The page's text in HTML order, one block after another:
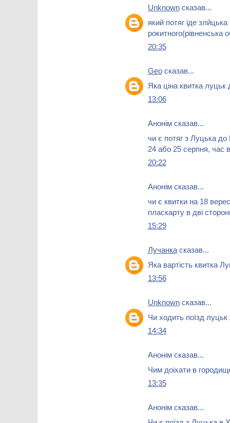
Unknownсказав...
який потяг іде
рокитного(рівненська
20:35
Geoсказав...
Яка ціна квитка луцьк
13:06
Анонім сказав...
чи є потяг з Луцька
24 або 25 серпня, час
20:22
Анонім сказав...
чи є квитки на 18
пласкарту в дві
15:29
Лучанкасказав...
Яка вартість квитка
13:56
Unknownсказав...
Чи ходить поїзд
14:34
Анонім сказав...
Чим доіхати в
13:35
Анонім сказав...